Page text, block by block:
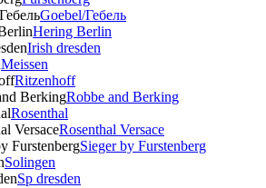
Goebel/Гебель
Hering Berlin
Irish dresden
Meissen
Ritzenhoff
Robbe and Berking
Rosenthal
Rosenthal Versace
Sieger by Furstenberg
Solingen
Sp dresden